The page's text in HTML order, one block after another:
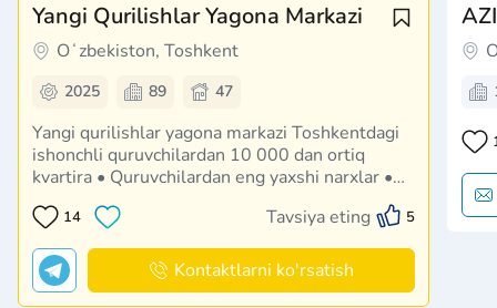
Yangi Qurilishlar Yagona Markazi
Oʻzbekiston, Toshkent
2025 89 47
Yangi qurilishlar yagona markazi Toshkentdagi
ishonchli quruvchilardan 10 000 dan ortiq
kvartira • Quruvchilardan eng yaxshi narxlar •
Chegirmalar va aksiyalar • Yopiq savdo startlari
• Ipoteka va bo‘lib-bo‘lib to‘lash • Eng qulay
rejalashtirish yechimlari • Investitsiyalar
bo‘yicha masla…
14 Tavsiya eting 5
Kontaktlarni ko'rsatish